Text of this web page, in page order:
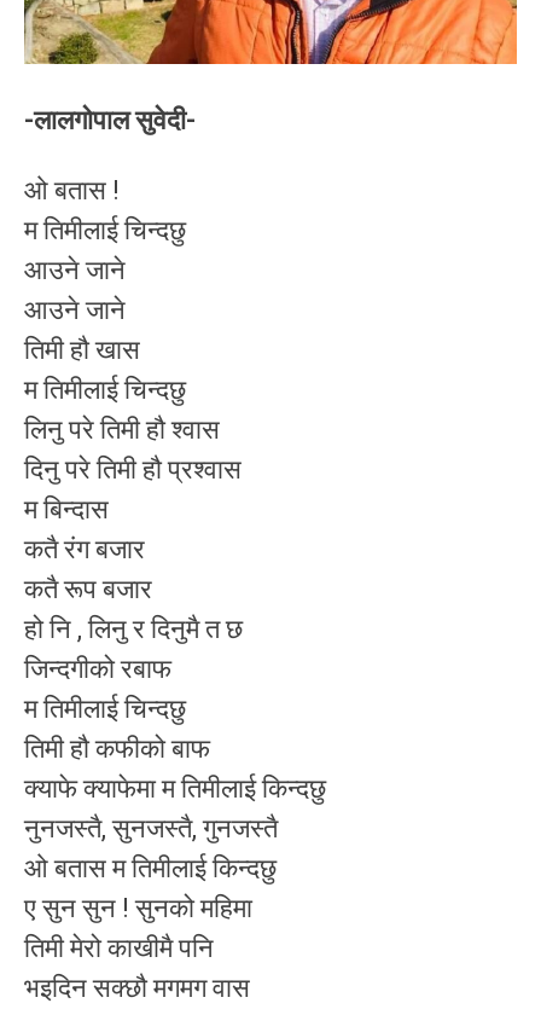
-लालगोपाल सुवेदी-
ओ बतास !
म तिमीलाई चिन्दछु
आउने जाने
आउने जाने
तिमी हौ खास
म तिमीलाई चिन्दछु
लिनु परे तिमी हौ श्वास
दिनु परे तिमी हौ प्रश्वास
म बिन्दास
कतै रंग बजार
कतै रूप बजार
हो नि , लिनु र दिनुमै त छ
जिन्दगीको रबाफ
म तिमीलाई चिन्दछु
तिमी हौ कफीको बाफ
क्याफे क्याफेमा म तिमीलाई किन्दछु
नुनजस्तै, सुनजस्तै, गुनजस्तै
ओ बतास म तिमीलाई किन्दछु
ए सुन सुन ! सुनको महिमा
तिमी मेरो काखीमै पनि
भइदिन सक्छौ मगमग वास